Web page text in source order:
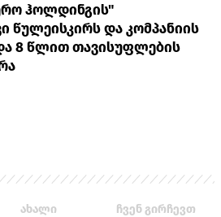
ჰოლდინგის"
წულეისკირს და კომპანიის
8 წლით თავისუფლების
ახალი ჩვენ გირჩევთ